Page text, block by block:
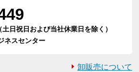
日祝日および当社休業日を除く）
ネスセンター
卸販売について